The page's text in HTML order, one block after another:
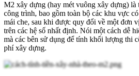
M2 xây dựng (hay mét vuông xây dựng) là
công trình, bao gồm toàn bộ các khu vực
mái che, sau khi được quy đổi về một đơn
trên các hệ số nhất định. Nói một cách dễ
mà các bên sử dụng để tính khối lượng thi
phí xây dựng.